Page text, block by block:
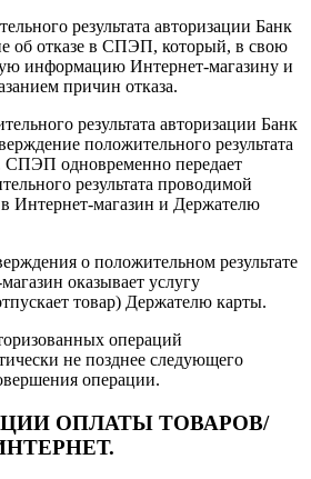
результата авторизации Банк
об отказе в СПЭП, который, в свою
информацию Интернет-магазину и
причин отказа.
результата авторизации Банк
положительного результата
СПЭП одновременно передает
результата проводимой
Интернет-магазин и Держателю
о положительном результате
оказывает услугу
товар) Держателю карты.
операций
не позднее следующего
операции.
ОПЛАТЫ ТОВАРОВ/